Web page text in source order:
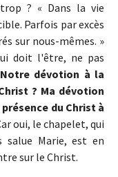
? « Dans la vie
Parfois par excès
sur nous-mêmes. »
doit l'être, ne pas
dévotion à la
? Ma dévotion
du Christ à
oui, le chapelet, qui
salue Marie, est en
sur le Christ.